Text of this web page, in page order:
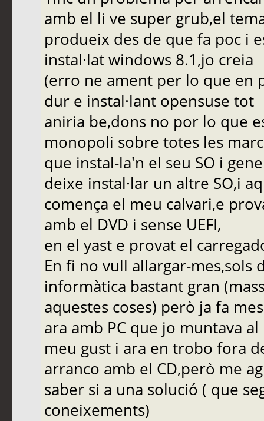
amb el li ve super grub,el
produeix des de que fa poc i
instal·lat windows 8.1,jo creia
(erro ne ament per lo que en
dur e instal·lant opensuse tot
aniria be,dons no por lo que
monopoli sobre totes les
que instal-la'n el seu SO i
deixe instal·lar un altre SO,i
comença el meu calvari,e
amb el DVD i sense UEFI,
en el yast e provat el
En fi no vull allargar-
informàtica bastant gran
aquestes coses) però ja fa
ara amb PC que jo muntava al
meu gust i ara en trobo fora
arranco amb el CD,però me
saber si a una solució ( que
coneixements)